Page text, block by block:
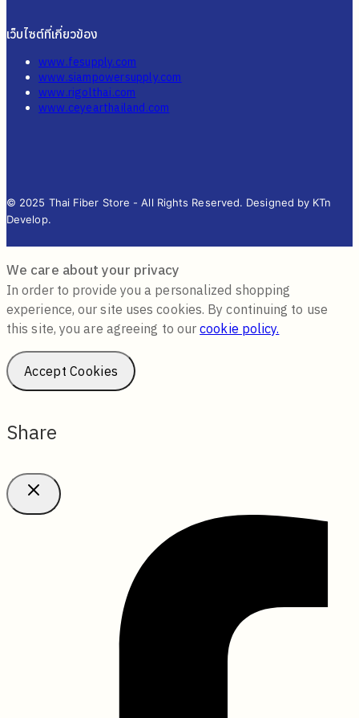
เว็บไซต์ที่เกี่ยวข้อง
www.fesupply.com
www.siampowersupply.com
www.rigolthai.com
www.ceyearthailand.com
© 2025 Thai Fiber Store - All Rights Reserved. Designed by KTn
Develop.
We care about your privacy
In order to provide you a personalized shopping
experience, our site uses cookies. By continuing to use
this site, you are agreeing to ourcookie policy.
Accept Cookies
Share